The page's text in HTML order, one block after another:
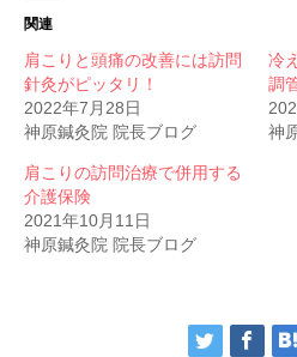
関連
肩こりと頭痛の改善には訪問
針灸がピッタリ！
2022年7月28日
神原鍼灸院 院長ブログ
冷
調
神
肩こりの訪問治療で併用する
介護保険
2021年10月11日
神原鍼灸院 院長ブログ